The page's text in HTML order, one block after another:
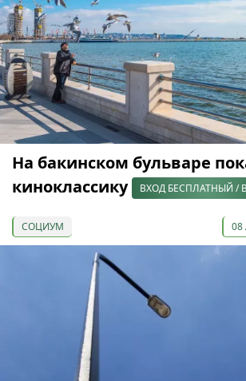
На бакинском бульваре
киноклассику
ВХОД БЕСПЛАТНЫЙ /
СОЦИУМ 08